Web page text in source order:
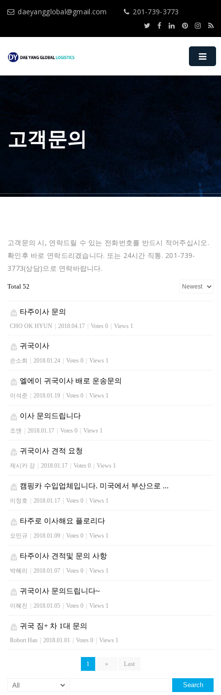
daeyangglobal@gmail.com 201-739-3773
고객문의
고객문의 시, 연락드릴 수 있는 전화번호를 반드시 적어주십시오.
확인후 바로 연락드리겠습니다. 또는 24시간 직통. 201-739-
3773(상담)으로 연락바랍니다.